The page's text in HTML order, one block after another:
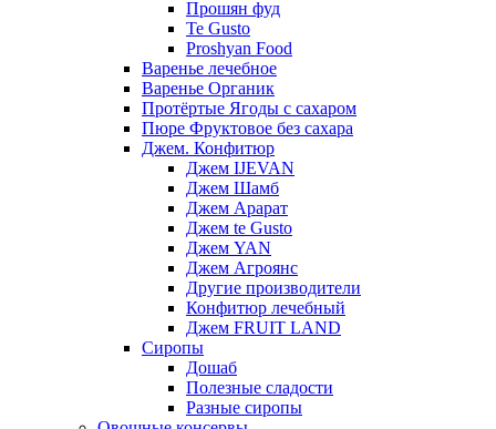
Прошян фуд
Te Gusto
Proshyan Food
Варенье лечебное
Варенье Органик
Протёртые Ягоды с сахаром
Пюре Фруктовое без сахара
Джем. Конфитюр
Джем IJEVAN
Джем Шамб
Джем Арарат
Джем te Gusto
Джем YAN
Джем Агроянс
Другие производители
Конфитюр лечебный
Джем FRUIT LAND
Сиропы
Дошаб
Полезные сладости
Разные сиропы